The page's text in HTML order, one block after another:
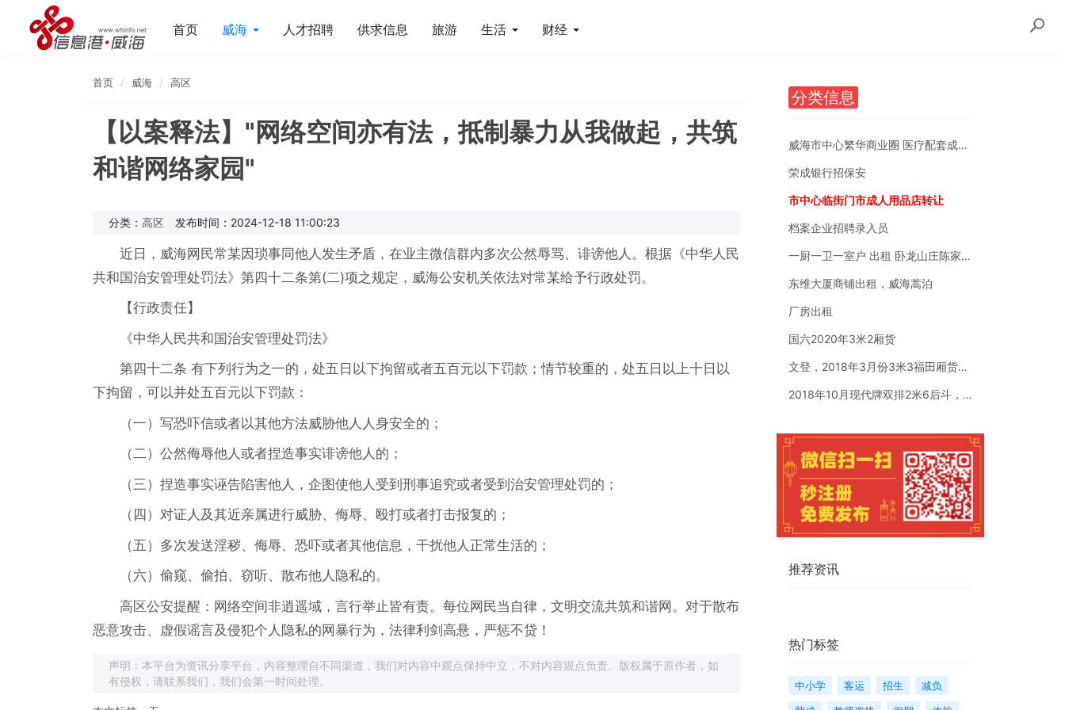
首页 威海 人才招聘 供求信息 旅游 生活 财经
首页 威海 高区
【以案释法】"网络空间亦有法，抵制暴力从我做起，共筑
和谐网络家园"
分类： 高区 发布时间：2024-12-18 11:00:23
近日，威海网民常某因琐事同他人发生矛盾，在业主微信群内多次公然辱骂、诽谤他人。根据《中华人民
共和国治安管理处罚法》第四十二条第(二)项之规定，威海公安机关依法对常某给予行政处罚。
【行政责任】
《中华人民共和国治安管理处罚法》
第四十二条 有下列行为之一的，处五日以下拘留或者五百元以下罚款；情节较重的，处五日以上十日以
下拘留，可以并处五百元以下罚款：
（一）写恐吓信或者以其他方法威胁他人人身安全的；
（二）公然侮辱他人或者捏造事实诽谤他人的；
（三）捏造事实诬告陷害他人，企图使他人受到刑事追究或者受到治安管理处罚的；
（四）对证人及其近亲属进行威胁、侮辱、殴打或者打击报复的；
（五）多次发送淫秽、侮辱、恐吓或者其他信息，干扰他人正常生活的；
（六）偷窥、偷拍、窃听、散布他人隐私的。
高区公安提醒：网络空间非逍遥域，言行举止皆有责。每位网民当自律，文明交流共筑和谐网。对于散布
恶意攻击、虚假谣言及侵犯个人隐私的网暴行为，法律利剑高悬，严惩不贷！
声明：本平台为资讯分享平台，内容整理自不同渠道，我们对内容中观点保持中立，不对内容观点负责。版权属于原作者，如
有侵权，请联系我们，我们会第一时间处理。
分类信息
威海市中心繁华商业圈 医疗配套成熟 南北通透
荣成银行招保安
市中心临街门市成人用品店转让
档案企业招聘录入员
一厨一卫一室户 出租 卧龙山庄陈家后沟附近
东维大厦商铺出租，威海蒿泊
厂房出租
国六2020年3米2厢货
文登，2018年3月份3米3福田厢货。国五全柴汽油1.5排量
2018年10月现代牌双排2米6后斗，个人一手车，车是现代牌
推荐资讯
热门标签
中小学 客运 招生
减负